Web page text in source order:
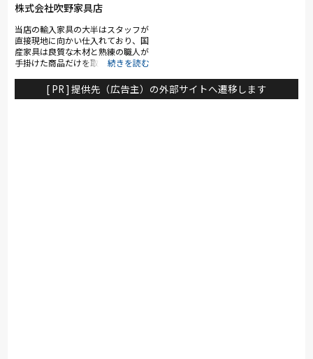
株式会社吹野家具店
当店の輸入家具の大半はスタッフが
直接現地に向かい仕入れており、国
産家具は良質な木材と熟練の職人が
手掛けた商品だけを取り扱っていま
[ PR ] 提供先（広告主）の外部サイトへ遷移します